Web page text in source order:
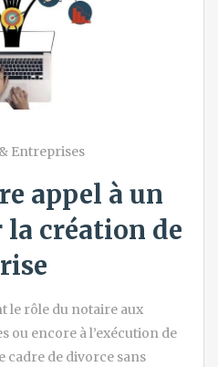
Entreprises
appel à un
création de
le rôle du notaire aux
encore à l’exécution de
cadre de divorce sans